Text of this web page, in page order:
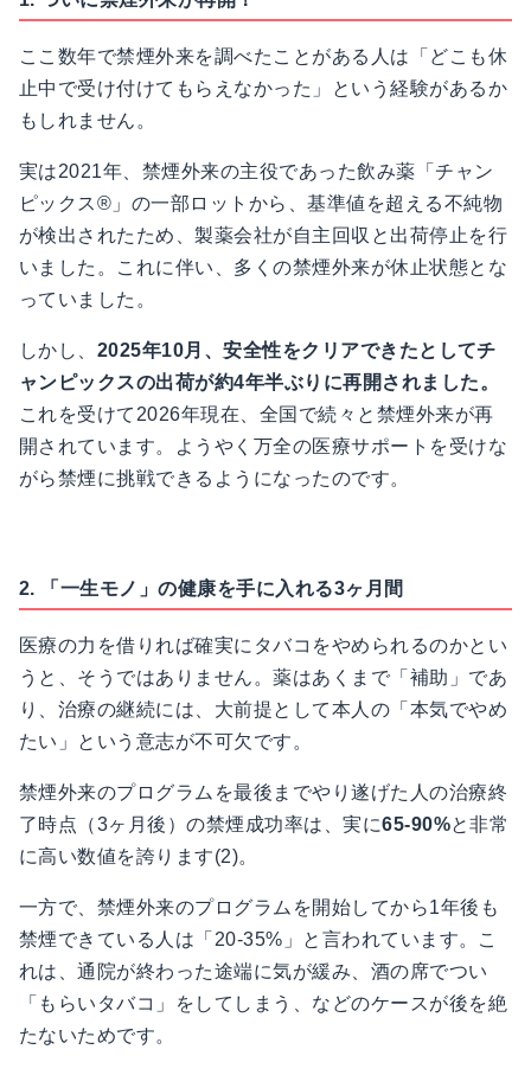
ここ数年で禁煙外来を調べたことがある人は「どこも休
止中で受け付けてもらえなかった」という経験があるか
もしれません。
実は2021年、禁煙外来の主役であった飲み薬「チャン
ピックス®」の一部ロットから、基準値を超える不純物
が検出されたため、製薬会社が自主回収と出荷停止を行
いました。これに伴い、多くの禁煙外来が休止状態とな
っていました。
しかし、 2025年10月、安全性をクリアできたとしてチ
ャンピックスの出荷が約4年半ぶりに再開されました。
これを受けて2026年現在、全国で続々と禁煙外来が再
開されています。ようやく万全の医療サポートを受けな
がら禁煙に挑戦できるようになったのです。
2. 「一生モノ」の健康を手に入れる3ヶ月間
医療の力を借りれば確実にタバコをやめられるのかとい
うと、そうではありません。薬はあくまで「補助」であ
り、治療の継続には、大前提として本人の「本気でやめ
たい」という意志が不可欠です。
禁煙外来のプログラムを最後までやり遂げた人の治療終
了時点（3ヶ月後）の禁煙成功率は、実に65-90%と非常
に高い数値を誇ります(2)。
一方で、禁煙外来のプログラムを開始してから1年後も
禁煙できている人は「20-35%」と言われています。こ
れは、通院が終わった途端に気が緩み、酒の席でつい
「もらいタバコ」をしてしまう、などのケースが後を絶
たないためです。